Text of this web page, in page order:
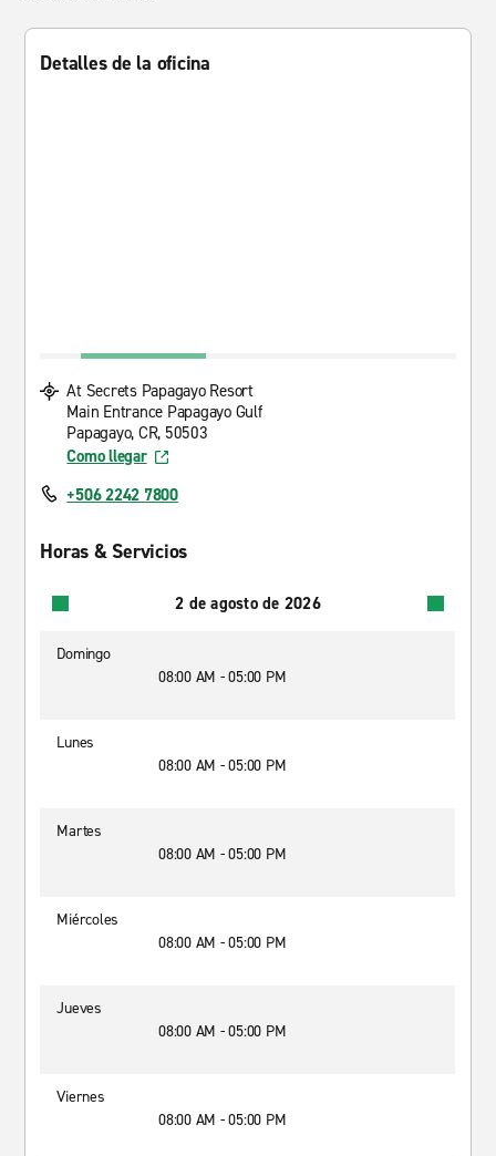
Detalles de la oficina
At Secrets Papagayo Resort
Main Entrance Papagayo Gulf
Papagayo, CR, 50503
Como llegar
+506 2242 7800
Horas & Servicios
2 de agosto de 2026
Domingo
08:00 AM - 05:00 PM
Lunes
08:00 AM - 05:00 PM
Martes
08:00 AM - 05:00 PM
Miércoles
08:00 AM - 05:00 PM
Jueves
08:00 AM - 05:00 PM
Viernes
08:00 AM - 05:00 PM